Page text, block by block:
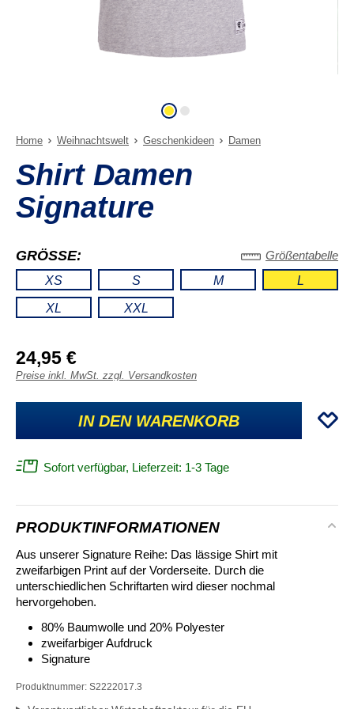
Home Weihnachtswelt Geschenkideen Damen
Shirt Damen
Signature
GRÖSSE:
Größentabelle
XS
S M L
XL XXL
24,95 €
Preise inkl. MwSt. zzgl. Versandkosten
IN DEN WARENKORB
Sofort verfügbar, Lieferzeit: 1-3 Tage
PRODUKTINFORMATIONEN
Aus unserer Signature Reihe: Das lässige Shirt mit
zweifarbigen Print auf der Vorderseite. Durch die
unterschiedlichen Schriftarten wird dieser nochmal
hervorgehoben.
80% Baumwolle und 20% Polyester
zweifarbiger Aufdruck
Signature
Produktnummer: S2222017.3